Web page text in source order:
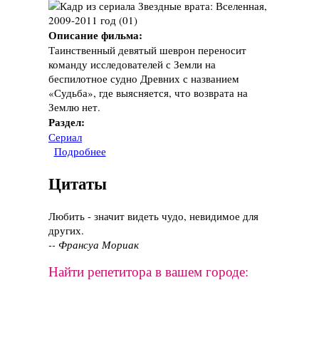
Описание фильма:
Таинственный девятый шеврон переносит
команду исследователей с Земли на
беспилотное судно Древних с названием
«Судьба», где выясняется, что возврата на
Землю нет.
Раздел:
Сериал
Подробнее
Цитаты
Любить - значит видеть чудо, невидимое для
других.
-- Франсуа Мориак
Найти репетитора в вашем городе: